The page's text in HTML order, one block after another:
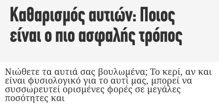
Καθαρισμός αυτιών: Ποιος
είναι ο πιο ασφαλής τρόπος
Νιώθετε τα αυτιά σας βουλωμένα; Το κερί, αν και
είναι φυσιολογικό για το αυτί μας, μπορεί να
συσσωρευτεί ορισμένες φορές σε μεγάλες
ποσότητες και